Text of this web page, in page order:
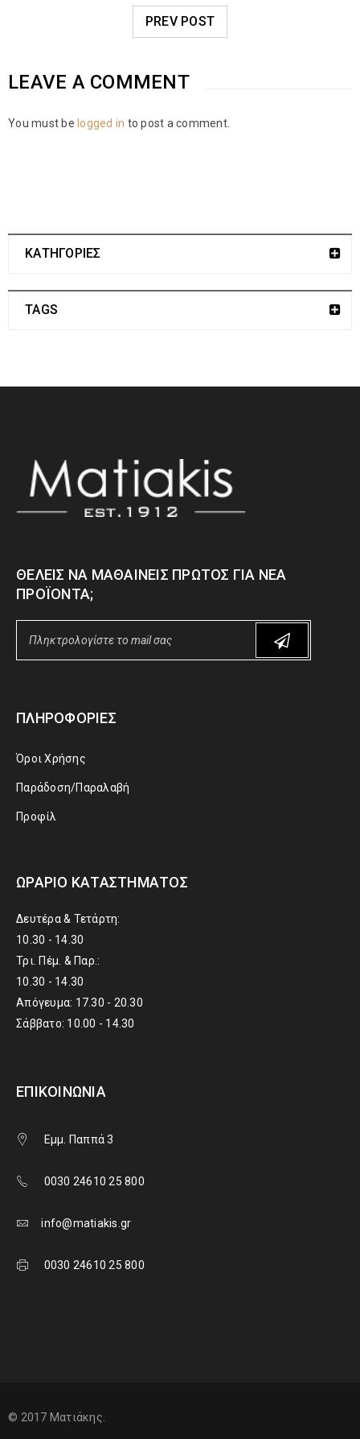
PREV POST
LEAVE A COMMENT
You must be logged in to post a comment.
ΚΑΤΗΓΟΡΙΕΣ
TAGS
ΘΈΛΕΙΣ ΝΑ ΜΑΘΑΊΝΕΙΣ ΠΡΏΤΟΣ ΓΙΑ ΝΈΑ
ΠΡΟΪΌΝΤΑ;
ΠΛΗΡΟΦΟΡΊΕΣ
Όροι Χρήσης
Παράδοση/Παραλαβή
Προφίλ
ΩΡΆΡΙΟ ΚΑΤΑΣΤΉΜΑΤΟΣ
Δευτέρα & Τετάρτη:
10.30 - 14.30
Τρι. Πέμ. & Παρ.:
10.30 - 14.30
Απόγευμα: 17.30 - 20.30
Σάββατο: 10.00 - 14.30
ΕΠΙΚΟΙΝΩΝΊΑ
Εμμ. Παππά 3
0030 24610 25 800
info@matiakis.gr
0030 24610 25 800
© 2017 Ματιάκης.